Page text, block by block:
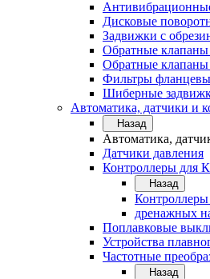
Дисковые
Задвижки с
Обратные
Обратные
Фильтры
Шиберные
Автоматика, датчики и
Назад
Автоматика,
Датчики давления
Контроллеры для
Назад
дренажных
Поплавковые
Устройства
Частотные
Назад